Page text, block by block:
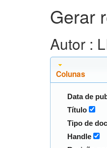
Gerar
Autor :
Colunas
Data de
Título
Tipo de
Handle